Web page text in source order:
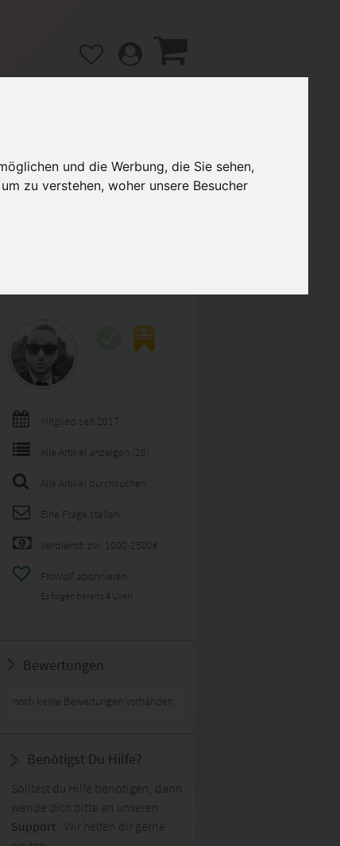
und die Werbung, die Sie sehen,
zu verstehen, woher unsere Besucher
Hilfe / FAQ
Mitglied seit 2017
Alle Artikel anzeigen (26)
Alle Artikel durchsuchen
Eine Frage stellen
Verdienst: zw. 1000-2500€
FloWolf abonnieren
Es folgen bereits 4 User!
Bewertungen
noch keine Bewertungen vorhanden
Benötigst Du Hilfe?
Solltest du Hilfe benötigen, dann
wende dich bitte an unseren
Support . Wir helfen dir gerne